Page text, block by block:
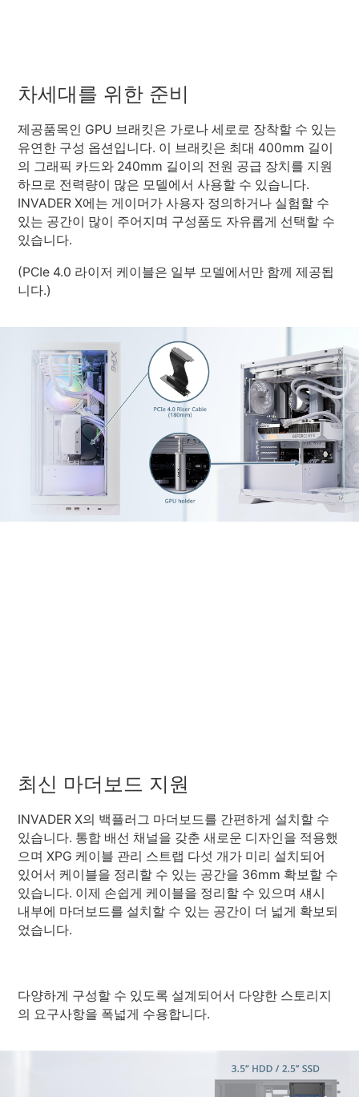
차세대를 위한 준비
제공품목인 GPU 브래킷은 가로나 세로로 장착할 수 있는
유연한 구성 옵션입니다. 이 브래킷은 최대 400mm 길이
의 그래픽 카드와 240mm 길이의 전원 공급 장치를 지원
하므로 전력량이 많은 모델에서 사용할 수 있습니다.
INVADER X에는 게이머가 사용자 정의하거나 실험할 수
있는 공간이 많이 주어지며 구성품도 자유롭게 선택할 수
있습니다.
(PCIe 4.0 라이저 케이블은 일부 모델에서만 함께 제공됩
니다.)
최신 마더보드 지원
INVADER X의 백플러그 마더보드를 간편하게 설치할 수
있습니다. 통합 배선 채널을 갖춘 새로운 디자인을 적용했
으며 XPG 케이블 관리 스트랩 다섯 개가 미리 설치되어
있어서 케이블을 정리할 수 있는 공간을 36mm 확보할 수
있습니다. 이제 손쉽게 케이블을 정리할 수 있으며 섀시
내부에 마더보드를 설치할 수 있는 공간이 더 넓게 확보되
었습니다.
다양하게 구성할 수 있도록 설계되어서 다양한 스토리지
의 요구사항을 폭넓게 수용합니다.